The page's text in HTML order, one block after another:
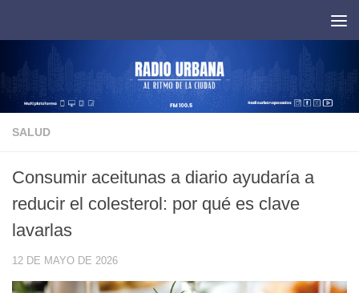
SALUD
Consumir aceitunas a diario ayudaría a
reducir el colesterol: por qué es clave
lavarlas
12 DE MAYO DE 2026